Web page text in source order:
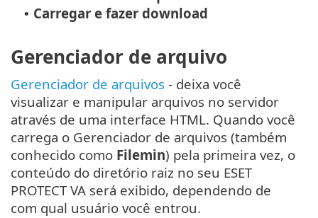
• Carregar e fazer download
Gerenciador de arquivo
Gerenciador de arquivos - deixa você
visualizar e manipular arquivos no servidor
através de uma interface HTML. Quando você
carrega o Gerenciador de arquivos (também
conhecido como Filemin) pela primeira vez, o
conteúdo do diretório raiz no seu ESET
PROTECT VA será exibido, dependendo de
com qual usuário você entrou.